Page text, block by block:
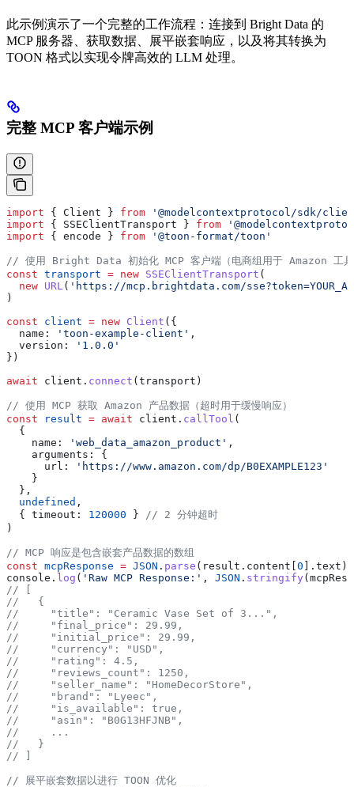
此示例演示了一个完整的工作流程：连接到 Bright Data 的
MCP 服务器、获取数据、展平嵌套响应，以及将其转换为
TOON 格式以实现令牌高效的 LLM 处理。
完整 MCP 客户端示例
import { Client } from '@modelcontextprotocol/sdk/
import { SSEClientTransport } from
import { encode } from '@toon-format/toon'
// 使用 Bright Data 初始化 MCP 客户端（电商组用于 Amazon 工
const transport = new SSEClientTransport (
  new
URL ( 'https://mcp.brightdata.com/
)
const client = new Client ({
  name:
'toon-example-client' ,
  version:
'1.0.0'
})
await client . connect (transport )
// 使用 MCP 获取 Amazon 产品数据（超时用于缓慢响应）
const result = await client . callTool (
  {
    name:
'web_data_amazon_product' ,
    arguments:
{
      url:
'https://www.amazon.com/dp/B0EXAMPLE123'
    }
  },
  undefined
,
  {
timeout: 120000 }
// 2 分钟超时
)
// MCP 响应是包含嵌套产品数据的数组
const mcpResponse = JSON . parse ( result . content [0 ]. text )
console . log ( 'Raw MCP Response:' , JSON . stringify (
// [
//   {
//     "title": "Ceramic Vase Set of 3...",
//     "final_price": 29.99,
//     "initial_price": 29.99,
//     "currency": "USD",
//     "rating": 4.5,
//     "reviews_count": 1250,
//     "seller_name": "HomeDecorStore",
//     "brand": "Lyeec",
//     "is_available": true,
//     "asin": "B0G13HFJNB",
//     ...
//   }
// ]
// 展平嵌套数据以进行 TOON 优化